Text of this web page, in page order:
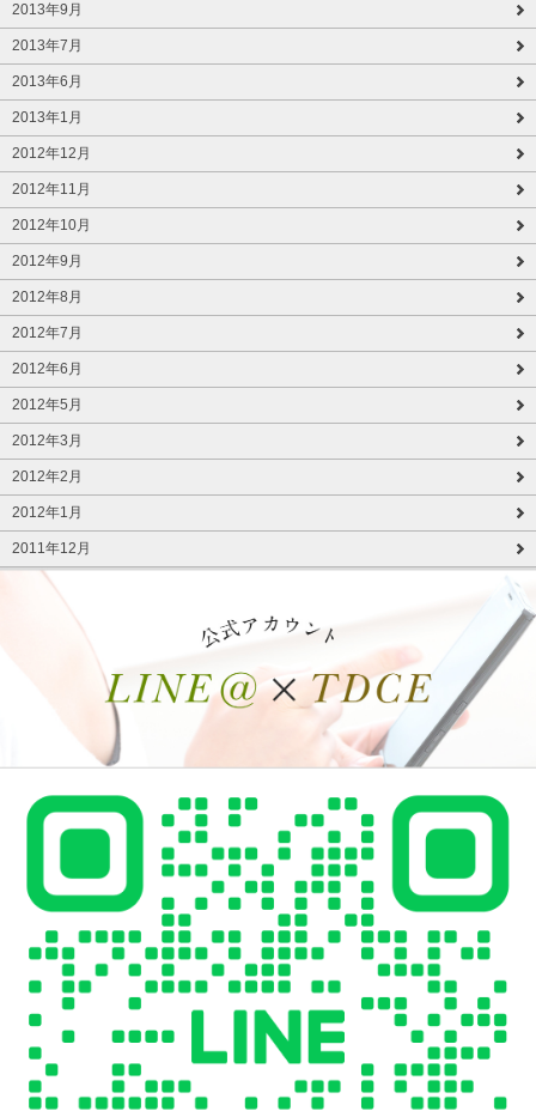
2013年9月
2013年7月
2013年6月
2013年1月
2012年12月
2012年11月
2012年10月
2012年9月
2012年8月
2012年7月
2012年6月
2012年5月
2012年3月
2012年2月
2012年1月
2011年12月